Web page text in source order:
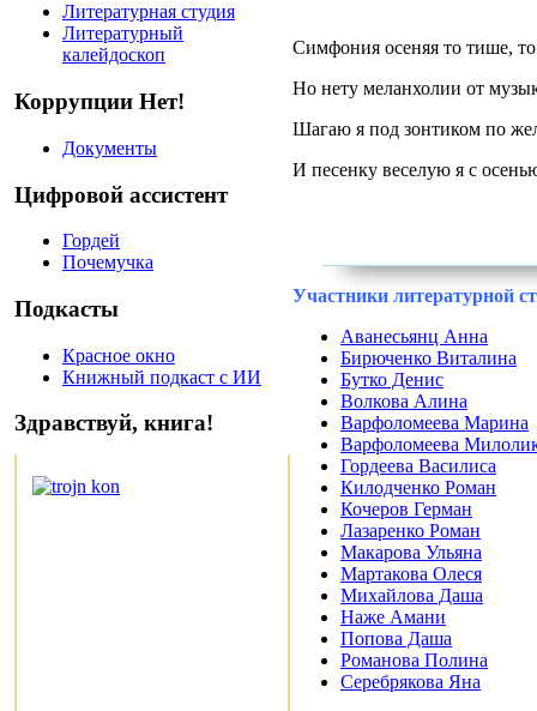
Литературная студия
Литературный
калейдоскоп
Коррупции Нет!
Документы
Цифровой ассистент
Гордей
Почемучка
Подкасты
Красное окно
Книжный подкаст с ИИ
Здравствуй, книга!
Симфония осеняя то тише,
Но нету меланхолии от
Шагаю я под зонтиком по
И песенку веселую я с
Участники литературной
Аванесьянц Анна
Бирюченко Виталина
Бутко Денис
Волкова Алина
Варфоломеева Марина
Варфоломеева
Гордеева Василиса
Килодченко Роман
Кочеров Герман
Лазаренко Роман
Макарова Ульяна
Мартакова Олеся
Михайлова Даша
Наже Амани
Попова Даша
Романова Полина
Серебрякова Яна